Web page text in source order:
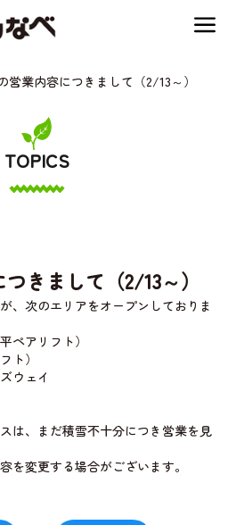
容につきま
～）|【公式】
なべ｜兵庫県
西 アウトド
ティビティ
遊べる」！
ィ
営業内容につきまして（2/13～）
TOPICS
きまして（2/13～）
、次のエリアをオープンしておりま
ペアリフト）
ト）
ウェイ
は、まだ積雪不十分につき営業を見
を変更する場合がございます。